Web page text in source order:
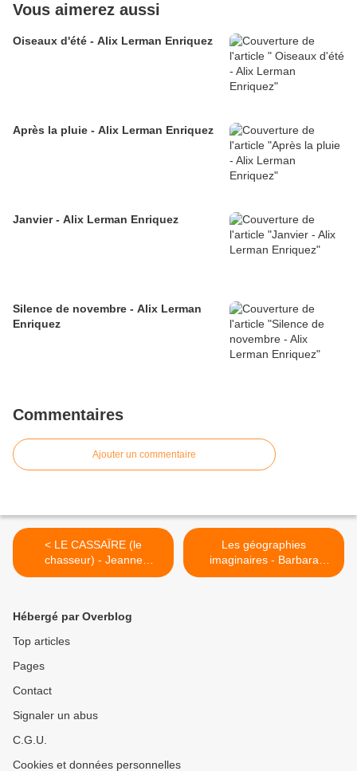
Vous aimerez aussi
Oiseaux d'été - Alix Lerman Enriquez
Après la pluie - Alix Lerman Enriquez
Janvier - Alix Lerman Enriquez
Silence de novembre - Alix Lerman
Enriquez
Commentaires
Ajouter un commentaire
< LE CASSAÏRE (le
chasseur) - Jeanne
Champel Grenier
Les géographies
imaginaires - Barbara
Auzou >
Hébergé par Overblog
Top articles
Pages
Contact
Signaler un abus
C.G.U.
Cookies et données personnelles